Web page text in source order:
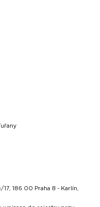
186 00 Praha 8 - Karlín,